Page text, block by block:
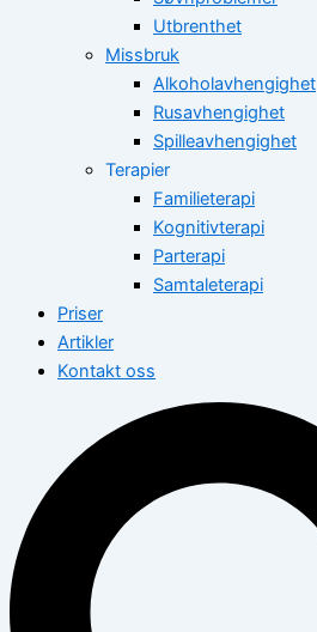
Utbrenthet
Missbruk
Alkoholavhengighet
Rusavhengighet
Spilleavhengighet
Terapier
Familieterapi
Kognitivterapi
Parterapi
Samtaleterapi
Priser
Artikler
Kontakt oss